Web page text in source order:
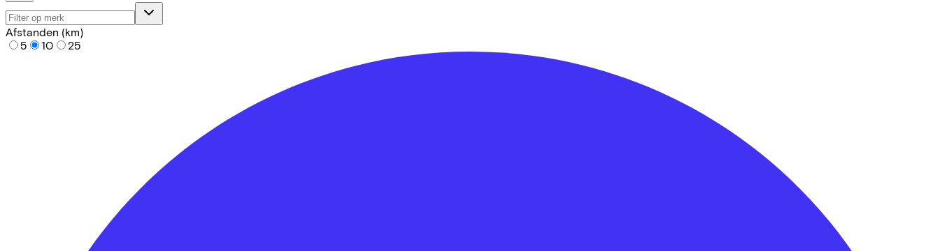
Afstanden (km)
5
10 25